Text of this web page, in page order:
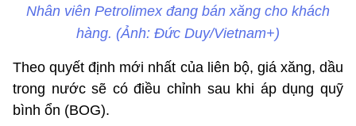
Nhân viên Petrolimex đang bán xăng cho khách
hàng. (Ảnh: Đức Duy/Vietnam+)
Theo quyết định mới nhất của liên bộ, giá xăng, dầu
trong nước sẽ có điều chỉnh sau khi áp dụng quỹ
bình ổn (BOG).